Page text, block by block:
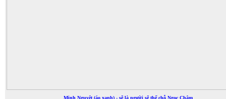
Minh Nguyệt (áo xanh) - sẽ là người sẽ thế chỗ Ngọc Châm